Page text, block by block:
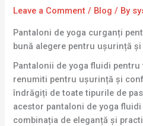
Leave a Comment / Blog / By
Pantaloni de yoga curganți
bună alegere pentru ușurință
Pantalonii de yoga fluidi pentru
renumiti pentru ușurință și
îndrăgiți de toate tipurile de
acestor pantaloni de yoga
combinația de eleganță și